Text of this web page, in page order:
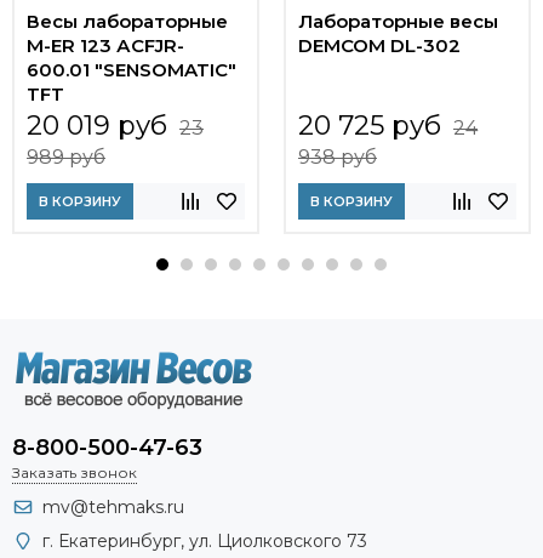
Весы лабораторные
M-ER 123 АCFJR-
600.01 "SENSOMATIC"
TFT
20 019 руб 23
989 руб
В КОРЗИНУ
Лабораторные весы
DEMCOM DL-302
20 725 руб 24
938 руб
В КОРЗИНУ
8-800-500-47-63
Заказать звонок
mv@tehmaks.ru
г. Екатеринбург, ул. Циолковского 73